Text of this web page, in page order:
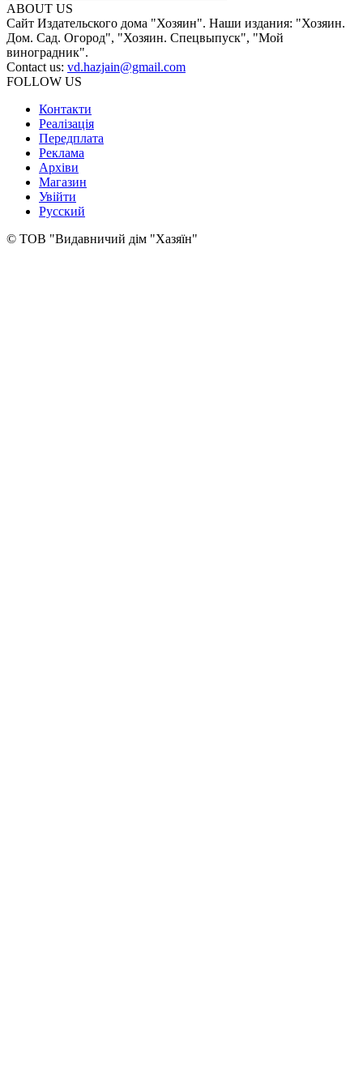
ABOUT US
Сайт Издательского дома "Хозяин". Наши издания: "Хозяин.
Дом. Сад. Огород", "Хозяин. Спецвыпуск", "Мой
виноградник".
Contact us: vd.hazjain@gmail.com
FOLLOW US
Контакти
Реалізація
Передплата
Реклама
Архіви
Магазин
Увійти
Русский
© ТОВ "Видавничий дім "Хазяїн"